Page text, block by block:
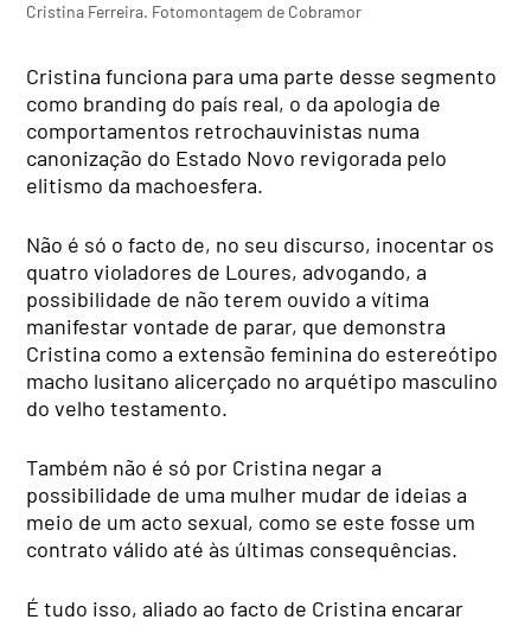
Cristina Ferreira. Fotomontagem de Cobramor
Cristina funciona para uma parte desse segmento
como branding do país real, o da apologia de
comportamentos retrochauvinistas numa
canonização do Estado Novo revigorada pelo
elitismo da machoesfera.
Não é só o facto de, no seu discurso, inocentar os
quatro violadores de Loures, advogando, a
possibilidade de não terem ouvido a vítima
manifestar vontade de parar, que demonstra
Cristina como a extensão feminina do estereótipo
macho lusitano alicerçado no arquétipo masculino
do velho testamento.
Também não é só por Cristina negar a
possibilidade de uma mulher mudar de ideias a
meio de um acto sexual, como se este fosse um
contrato válido até às últimas consequências.
É tudo isso, aliado ao facto de Cristina encarar